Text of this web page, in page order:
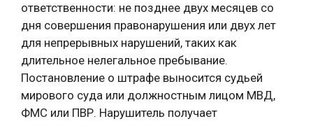
ответственности: не позднее двух месяцев со
дня совершения правонарушения или двух лет
для непрерывных нарушений, таких как
длительное нелегальное пребывание.
Постановление о штрафе выносится судьей
мирового суда или должностным лицом МВД,
ФМС или ПВР. Нарушитель получает